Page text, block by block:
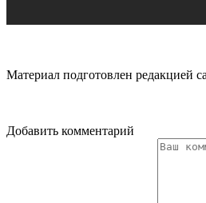
Материал подготовлен редакцией
Добавить комментарий